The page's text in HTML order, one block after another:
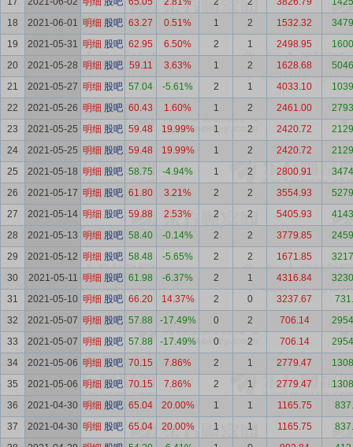
18
2021-06-01 明细 股吧 63.27 0.51% 1 2 1532.32
19
2021-05-31 明细 股吧 62.95 6.50% 2 1 2498.95
20
2021-05-28 明细 股吧 59.11 3.63% 1 2 1628.68
21
2021-05-27 明细 股吧 57.04 -5.61% 2 1 4033.10
22
2021-05-26 明细 股吧 60.43 1.60% 1 2 2461.00
23
2021-05-25 明细 股吧 59.48 19.99% 1 2 2420.72
24
2021-05-25 明细 股吧 59.48 19.99% 1 2 2420.72
25
2021-05-18 明细 股吧 58.75 -4.94% 1 2 2800.91
26
2021-05-17 明细 股吧 61.80 3.21% 2 2 3554.93
27
2021-05-14 明细 股吧 59.88 2.53% 2 2 5405.93
28
2021-05-13 明细 股吧 58.40 -0.14% 2 2 3779.85
29
2021-05-12 明细 股吧 58.48 -5.65% 2 2 1671.85
30
2021-05-11 明细 股吧 61.98 -6.37% 2 1 4316.84
31
2021-05-10 明细 股吧 66.20 14.37% 2 0 3237.67
32
2021-05-07 明细 股吧 57.88 -17.49% 0 2 706.14
33
2021-05-07 明细 股吧 57.88 -17.49% 0 2 706.14
34
2021-05-06 明细 股吧 70.15 7.86% 2 1 2779.47
35
2021-05-06 明细 股吧 70.15 7.86% 2 1 2779.47
36
2021-04-30 明细 股吧 65.04 20.00% 1 1 1165.75
37
2021-04-30 明细 股吧 65.04 20.00% 1 1 1165.75